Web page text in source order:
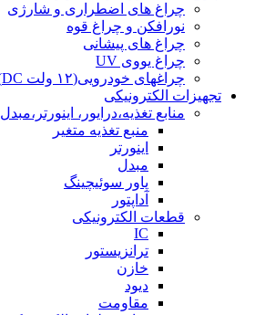
چراغ های اضطراری و شارژی
نورافکن و چراغ قوه
چراغ های پیشانی
چراغ یووی UV
چراغهای خودرویی(۱۲ ولت DC)
تجهیزات الکترونیکی
منابع تغذیه،درایور، اینورتر،مبدل
منبع تغذیه متغیر
اینورتر
مبدل
پاور سوئیچینگ
آداپتور
قطعات الکترونیکی
IC
ترانزیستور
خازن
دیود
مقاومت